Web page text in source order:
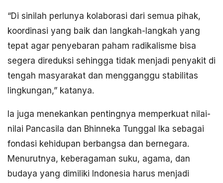
“Di sinilah perlunya kolaborasi dari semua pihak,
koordinasi yang baik dan langkah-langkah yang
tepat agar penyebaran paham radikalisme bisa
segera direduksi sehingga tidak menjadi penyakit di
tengah masyarakat dan mengganggu stabilitas
lingkungan,” katanya.
Ia juga menekankan pentingnya memperkuat nilai-
nilai Pancasila dan Bhinneka Tunggal Ika sebagai
fondasi kehidupan berbangsa dan bernegara.
Menurutnya, keberagaman suku, agama, dan
budaya yang dimiliki Indonesia harus menjadi